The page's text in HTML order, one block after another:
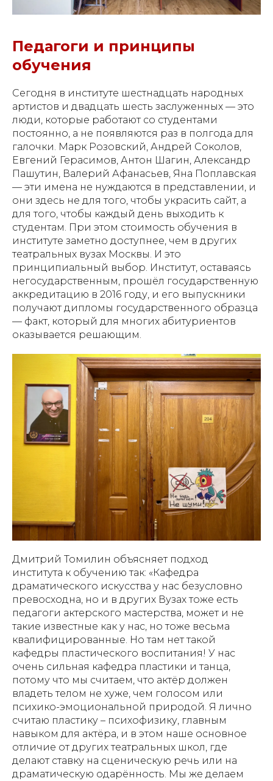
Педагоги и принципы
обучения
Сегодня в институте шестнадцать народных
артистов и двадцать шесть заслуженных — это
люди, которые работают со студентами
постоянно, а не появляются раз в полгода для
галочки. Марк Розовский, Андрей Соколов,
Евгений Герасимов, Антон Шагин, Александр
Пашутин, Валерий Афанасьев, Яна Поплавская
— эти имена не нуждаются в представлении, и
они здесь не для того, чтобы украсить сайт, а
для того, чтобы каждый день выходить к
студентам. При этом стоимость обучения в
институте заметно доступнее, чем в других
театральных вузах Москвы. И это
принципиальный выбор. Институт, оставаясь
негосударственным, прошёл государственную
аккредитацию в 2016 году, и его выпускники
получают дипломы государственного образца
— факт, который для многих абитуриентов
оказывается решающим.
Дмитрий Томилин объясняет подход
института к обучению так: «Кафедра
драматического искусства у нас безусловно
превосходна, но и в других Вузах тоже есть
педагоги актерского мастерства, может и не
такие известные как у нас, но тоже весьма
квалифицированные. Но там нет такой
кафедры пластического воспитания! У нас
очень сильная кафедра пластики и танца,
потому что мы считаем, что актёр должен
владеть телом не хуже, чем голосом или
психико-эмоциональной природой. Я лично
считаю пластику – психофизику, главным
навыком для актёра, и в этом наше основное
отличие от других театральных школ, где
делают ставку на сценическую речь или на
драматическую одарённость. Мы же делаем